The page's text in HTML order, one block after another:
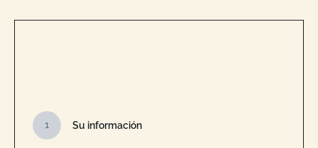
1 Su información